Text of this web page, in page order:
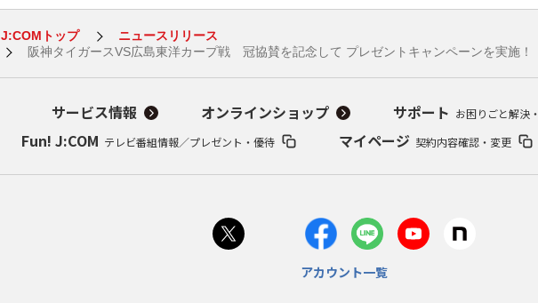
J:COMトップ
ニュースリリース
阪神タイガースVS広島東洋カープ戦 冠協賛を記念して プレゼントキャンペーンを実施！
サービス情報 オンラインショップ サポート お困りごと解決
Fun! J:COM テレビ番組情報／プレゼント・優待 マイページ 契約内容確認・変更
アカウント一覧